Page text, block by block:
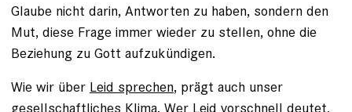
Glaube nicht darin, Antworten zu haben, sondern den
Mut, diese Frage immer wieder zu stellen, ohne die
Beziehung zu Gott aufzukündigen.
Wie wir über Leid sprechen, prägt auch unser
gesellschaftliches Klima. Wer Leid vorschnell deutet,